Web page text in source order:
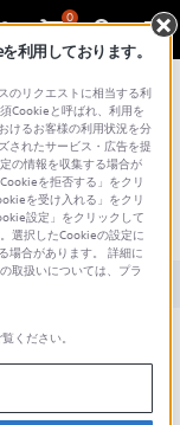
0
プロフェッショナル／業務用
Q&A
情報はありませ
利用しております。
のリクエストに相当する利
Cookieと呼ばれ、利用を
けるお客様の利用状況を分
されたサービス・広告を提
の情報を収集する場合が
を拒否する」をクリ
を受け入れる」をクリ
設定」をクリックして
選択したCookieの設定に
場合があります。 詳細に
取扱いについては、プラ
ください。